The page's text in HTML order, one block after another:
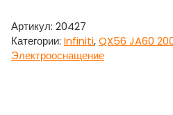
-
коса
на
генератор
Артикул: 20427
Категории: Infiniti,QX56 JA60
Электрооснащение